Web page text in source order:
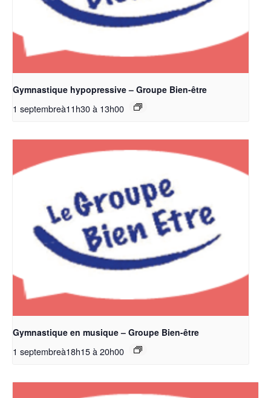
Gymnastique hypopressive – Groupe Bien-être
1 septembreà11h30à 13h00
Gymnastique en musique – Groupe Bien-être
1 septembreà18h15à20h00